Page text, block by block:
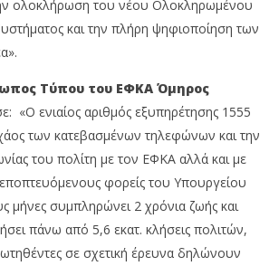
ολοκλήρωση του νέου Ολοκληρωμένου
και την πλήρη ψηφιοποίηση των
Τύπου του ΕΦΚΑ Όμηρος
«Ο ενιαίος αριθμός εξυπηρέτησης 1555
των κατεβασμένων τηλεφώνων και την
του πολίτη με τον ΕΦΚΑ αλλά και με
φορείς του Υπουργείου
μήνες συμπληρώνει 2 χρόνια ζωής και
πάνω από 5,6 εκατ. κλήσεις πολιτών,
σε σχετική έρευνα δηλώνουν